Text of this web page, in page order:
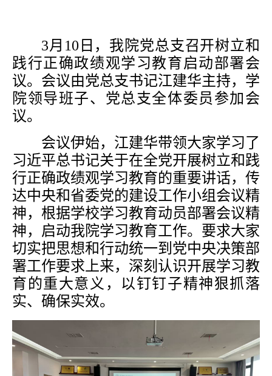
3月10日，我院党总支召开树立和
践行正确政绩观学习教育启动部署会
议。会议由党总支书记江建华主持，学
院领导班子、党总支全体委员参加会
议。
会议伊始，江建华带领大家学习了
习近平总书记关于在全党开展树立和践
行正确政绩观学习教育的重要讲话，传
达中央和省委党的建设工作小组会议精
神，根据学校学习教育动员部署会议精
神，启动我院学习教育工作。要求大家
切实把思想和行动统一到党中央决策部
署工作要求上来，深刻认识开展学习教
育的重大意义，以钉钉子精神狠抓落
实、确保实效。